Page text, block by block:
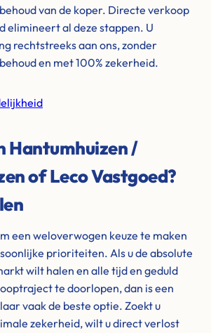
van de koper. Directe verkoop
elimineert al deze stappen. U
rechtstreeks aan ons, zonder
en met 100% zekerheid.
Hantumhuizen /
of Leco Vastgoed?
een weloverwogen keuze te maken
prioriteiten. Als u de absolute
wilt halen en alle tijd en geduld
te doorlopen, dan is een
vaak de beste optie. Zoekt u
zekerheid, wilt u direct verlost